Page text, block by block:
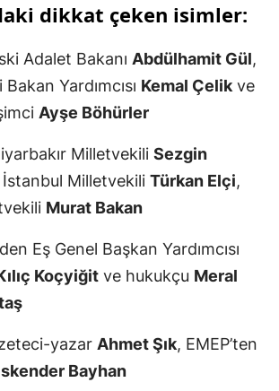
dikkat çeken isimler:
Adalet Bakanı Abdülhamit Gül,
Yardımcısı Kemal Çelikve
Ayşe Böhürler
Milletvekili Sezgin
İstanbul Milletvekili Türkan Elçi,
Murat Bakan
Eş Genel Başkan Yardımcısı
Koçyiğit ve hukukçu Meral
yazar Ahmet Şık, EMEP’ten
Bayhan